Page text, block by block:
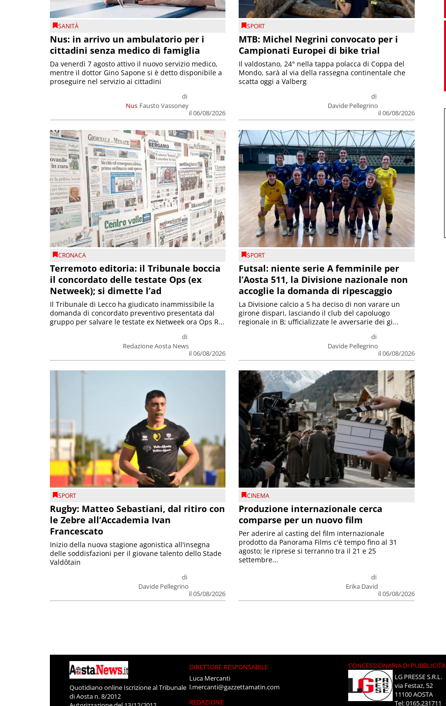
SANITÀ
Nus: in arrivo un ambulatorio per i
cittadini senza medico di famiglia
Nus
di
Fausto Vassoney
il 06/08/2026
Da venerdì 7 agosto attivo il nuovo servizio medico,
mentre il dottor Gino Sapone si è detto disponibile a
proseguire nel servizio ai cittadini
SPORT
MTB: Michel Negrini convocato per i
Campionati Europei di bike trial
di
Davide Pellegrino
il 06/08/2026
Il valdostano, 24° nella tappa polacca di Coppa del
Mondo, sarà al via della rassegna continentale che
scatta oggi a Valberg
CRONACA
Terremoto editoria: il Tribunale boccia
il concordato delle testate Ops (ex
Netweek); si dimette l’ad
di
Redazione Aosta News
il 06/08/2026
Il Tribunale di Lecco ha giudicato inammissibile la
domanda di concordato preventivo presentata dal
gruppo per salvare le testate ex Netweek ora Ops R...
SPORT
Futsal: niente serie A femminile per
l’Aosta 511, la Divisione nazionale non
accoglie la domanda di ripescaggio
di
Davide Pellegrino
il 06/08/2026
La Divisione calcio a 5 ha deciso di non varare un
girone dispari, lasciando il club del capoluogo
regionale in B; ufficializzate le avversarie dei gi...
SPORT
Rugby: Matteo Sebastiani, dal ritiro con
le Zebre all’Accademia Ivan
Francescato
di
Davide Pellegrino
il 05/08/2026
Inizio della nuova stagione agonistica all'insegna
delle soddisfazioni per il giovane talento dello Stade
Valdôtain
CINEMA
Produzione internazionale cerca
comparse per un nuovo film
di
Erika David
il 05/08/2026
Per aderire al casting del film internazionale
prodotto da Panorama Films c'è tempo fino al 31
agosto; le riprese si terranno tra il 21 e 25
settembre...
Quotidiano online Iscrizione al Tribunale
di Aosta n. 8/2012
DIRETTORE RESPONSABILE
Luca Mercanti
l.mercanti@gazzettamatin.com
REDAZIONE
CONCESSIONARIA DI PUBBLICITÀ
LG PRESSE S.R.L.
via Festaz, 52
11100 AOSTA
Tel: 0165.231711